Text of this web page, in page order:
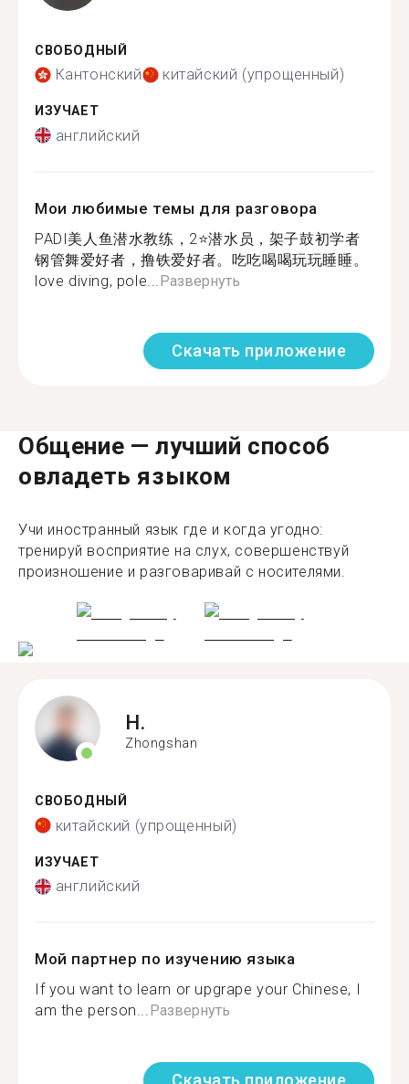
СВОБОДНЫЙ
Кантонский китайский (упрощенный)
ИЗУЧАЕТ
английский
Мои любимые темы для разговора
PADI美人鱼潜水教练，2⭐️潜水员，架子鼓初学者
钢管舞爱好者，撸铁爱好者。吃吃喝喝玩玩睡睡。
love diving, pole... Развернуть
Скачать приложение
Общение — лучший способ
овладеть языком
Учи иностранный язык где и когда угодно:
тренируй восприятие на слух, совершенствуй
произношение и разговаривай с носителями.
H.
Zhongshan
СВОБОДНЫЙ
китайский (упрощенный)
ИЗУЧАЕТ
английский
Мой партнер по изучению языка
If you want to learn or upgrape your Chinese, I
am the person...Развернуть
Скачать приложение